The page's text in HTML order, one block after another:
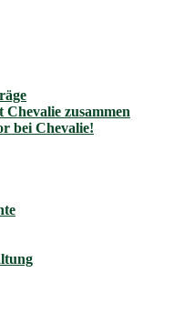
Chevalie zusammen
bei Chevalie!